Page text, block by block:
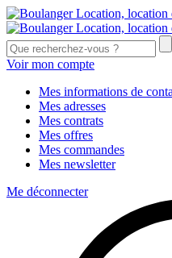
Voir mon compte
Mes informations de
Mes adresses
Mes contrats
Mes offres
Mes commandes
Mes newsletter
Me déconnecter